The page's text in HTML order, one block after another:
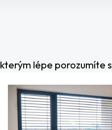
lépe porozumíte